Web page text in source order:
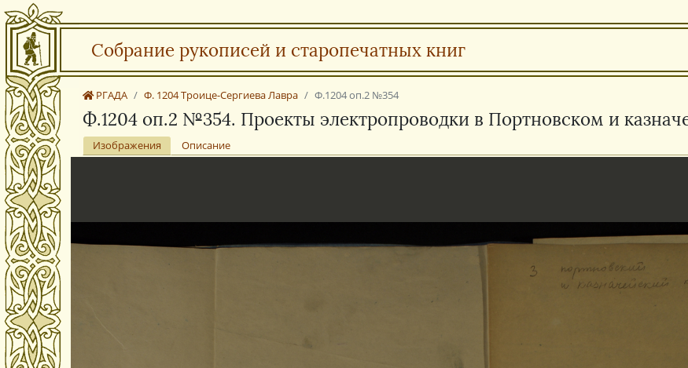
Собрание рукописей и старопечатных книг
РГАДА Ф. 1204 Троице-Сергиева Лавра Ф.1204 оп.2 №354
Ф.1204 оп.2 №354. Проекты электропроводки в Портновском и
Изображения Описание